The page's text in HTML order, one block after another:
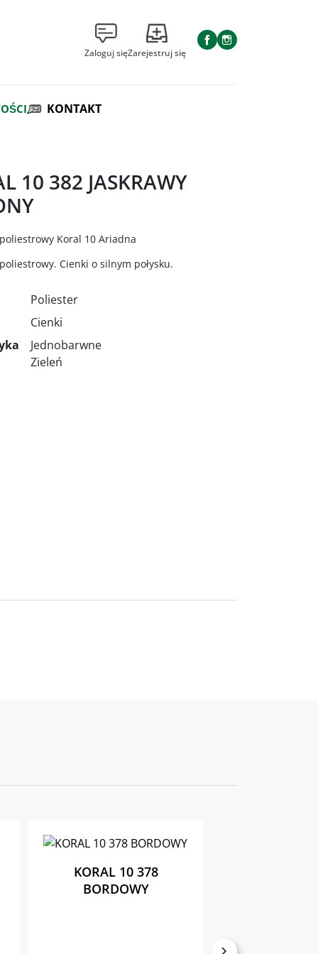
Zaloguj sięZarejestruj się Facebook
Instagram
KONTAKT
10 382 JASKRAWY
Koral 10 Ariadna
Cienki o silnym połysku.
Poliester
Cienki
Jednobarwne
Zieleń
KORAL 10 378
BORDOWY